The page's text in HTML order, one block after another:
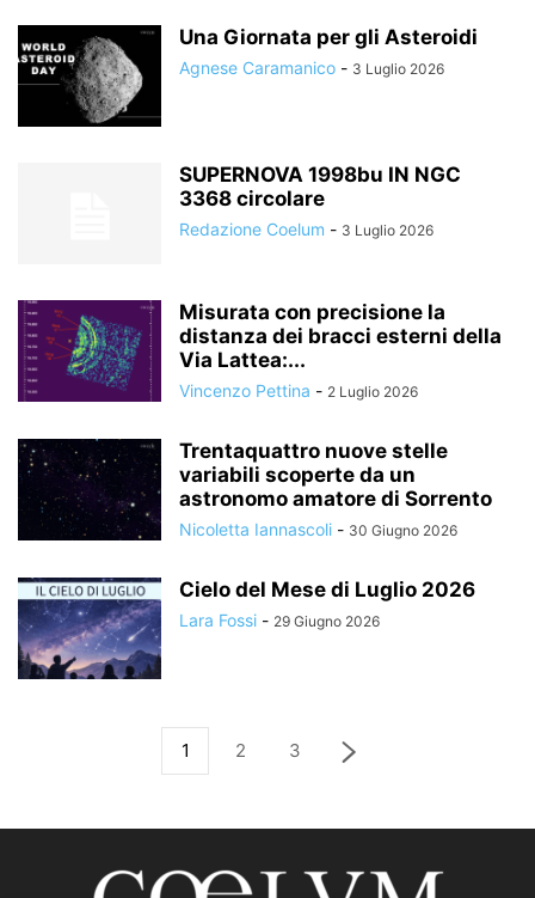
Una Giornata per gli Asteroidi
Agnese Caramanico - 3 Luglio 2026
SUPERNOVA 1998bu IN NGC
3368 circolare
Redazione Coelum - 3 Luglio 2026
Misurata con precisione la
distanza dei bracci esterni della
Via Lattea:...
Vincenzo Pettina - 2 Luglio 2026
Trentaquattro nuove stelle
variabili scoperte da un
astronomo amatore di Sorrento
Nicoletta Iannascoli - 30 Giugno 2026
Cielo del Mese di Luglio 2026
Lara Fossi - 29 Giugno 2026
1 2 3